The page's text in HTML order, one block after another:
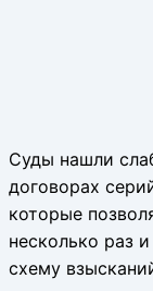
Суды нашли
договорах
которые
несколько раз
схему